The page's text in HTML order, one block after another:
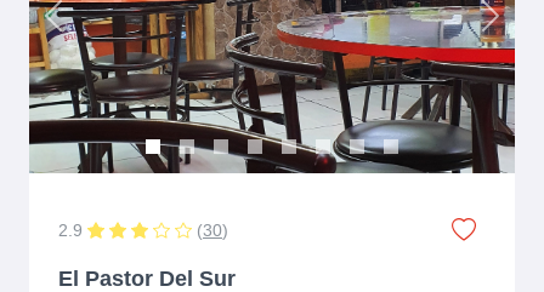
Previous Next
2.9 (30)
El Pastor Del Sur